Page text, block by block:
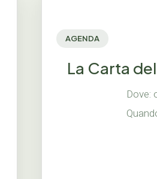
AGENDA
La Carta
Dove: